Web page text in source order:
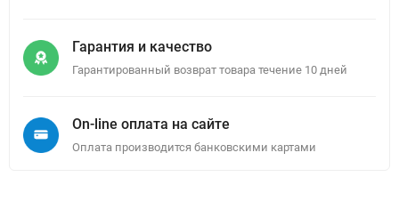
Гарантия и качество
Гарантированный возврат товара течение 10 дней
On-line оплата на сайте
Оплата производится банковскими картами